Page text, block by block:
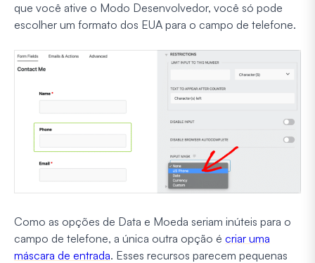
que você ative o Modo Desenvolvedor, você só pode
escolher um formato dos EUA para o campo de telefone.
Como as opções de Data e Moeda seriam inúteis para o
campo de telefone, a única outra opção é criar uma
máscara de entrada. Esses recursos parecem pequenas